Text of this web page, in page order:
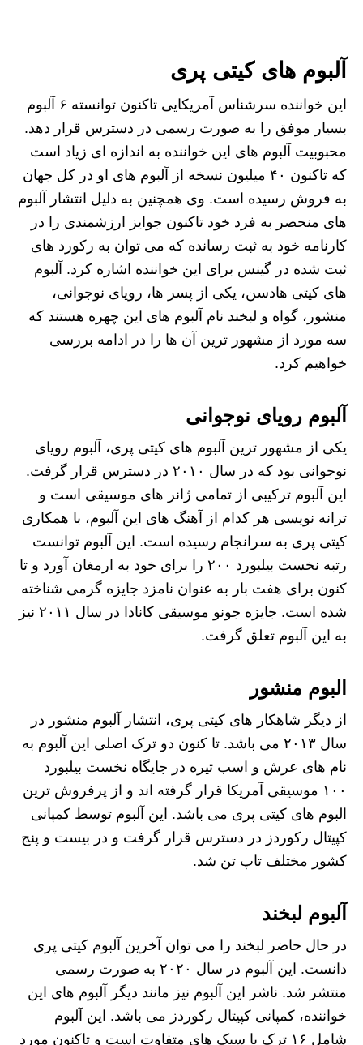
آلبوم های کیتی پری
این خواننده سرشناس آمریکایی تاکنون توانسته ۶ آلبوم
بسیار موفق را به صورت رسمی در دسترس قرار دهد.
محبوبیت آلبوم های این خواننده به اندازه ای زیاد است
که تاکنون ۴۰ میلیون نسخه از آلبوم های او در کل جهان
به فروش رسیده است. وی همچنین به دلیل انتشار آلبوم
های منحصر به فرد خود تاکنون جوایز ارزشمندی را در
کارنامه خود به ثبت رسانده که می توان به رکورد های
ثبت شده در گینس برای این خواننده اشاره کرد. آلبوم
های کیتی هادسن، یکی از پسر ها، رویای نوجوانی،
منشور، گواه و لبخند نام آلبوم های این چهره هستند که
سه مورد از مشهور ترین آن ها را در ادامه بررسی
خواهیم کرد.
آلبوم رویای نوجوانی
یکی از مشهور ترین آلبوم های کیتی پری، آلبوم رویای
نوجوانی بود که در سال ۲۰۱۰ در دسترس قرار گرفت.
این آلبوم ترکیبی از تمامی ژانر های موسیقی است و
ترانه نویسی هر کدام از آهنگ های این آلبوم، با همکاری
کیتی پری به سرانجام رسیده است. این آلبوم توانست
رتبه نخست بیلبورد ۲۰۰ را برای خود به ارمغان آورد و تا
کنون برای هفت بار به عنوان نامزد جایزه گرمی شناخته
شده است. جایزه جونو موسیقی کانادا در سال ۲۰۱۱ نیز
به این آلبوم تعلق گرفت.
البوم منشور
از دیگر شاهکار های کیتی پری، انتشار آلبوم منشور در
سال ۲۰۱۳ می باشد. تا کنون دو ترک اصلی این آلبوم به
نام های عرش و اسب تیره در جایگاه نخست بیلبورد
۱۰۰ موسیقی آمریکا قرار گرفته اند و از پرفروش ترین
البوم های کیتی پری می باشد. این آلبوم توسط کمپانی
کپیتال رکوردز در دسترس قرار گرفت و در بیست و پنج
کشور مختلف تاپ تن شد.
آلبوم لبخند
در حال حاضر لبخند را می توان آخرین آلبوم کیتی پری
دانست. این آلبوم در سال ۲۰۲۰ به صورت رسمی
منتشر شد. ناشر این آلبوم نیز مانند دیگر آلبوم های این
خواننده، کمپانی کپیتال رکوردز می باشد. این آلبوم
شامل ۱۶ ترک با سبک های متفاوت است و تاکنون مورد